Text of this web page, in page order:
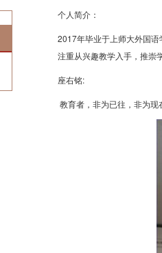
个人简介：
2017年毕业于上师大外国语
注重从兴趣教学入手，推崇
座右铭:
教育者，非为已往，非为现